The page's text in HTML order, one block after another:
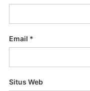
Email *
Situs Web